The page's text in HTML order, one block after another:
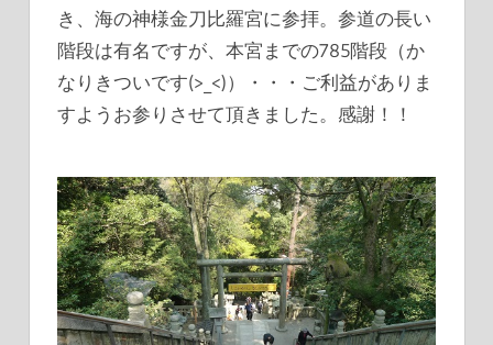
き、海の神様金刀比羅宮に参拝。参道の長い
階段は有名ですが、本宮までの785階段（か
なりきついです(>_<)）・・・ご利益がありま
すようお参りさせて頂きました。感謝！！